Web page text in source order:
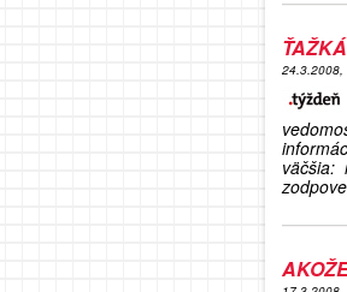
24.3.2008,
väčšia: